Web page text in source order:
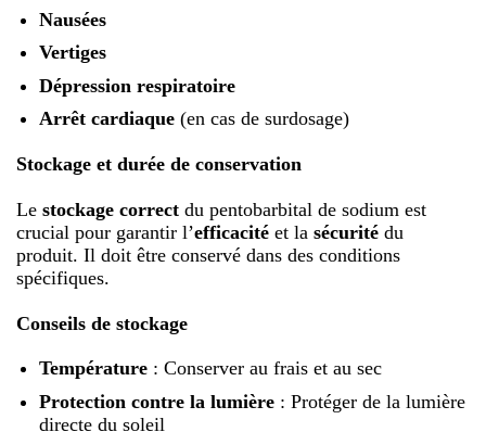
Nausées
Vertiges
Dépression respiratoire
Arrêt cardiaque(en cas de surdosage)
Stockage et durée de conservation
Le stockage correct du pentobarbital de sodium est
crucial pour garantir l’efficacité et la sécurité du
produit. Il doit être conservé dans des conditions
spécifiques.
Conseils de stockage
Température: Conserver au frais et au sec
Protection contre la lumière: Protéger de la lumière
directe du soleil